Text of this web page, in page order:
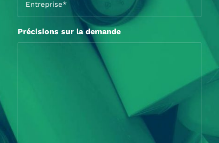
Précisions sur la demande